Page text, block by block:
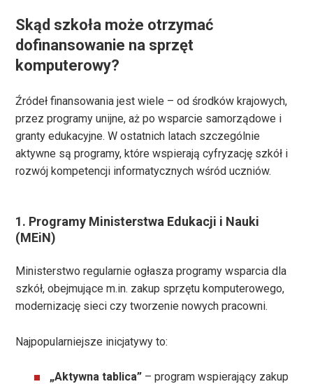
Skąd szkoła może otrzymać
dofinansowanie na sprzęt
komputerowy?
Źródeł finansowania jest wiele – od środków krajowych,
przez programy unijne, aż po wsparcie samorządowe i
granty edukacyjne. W ostatnich latach szczególnie
aktywne są programy, które wspierają cyfryzację szkół i
rozwój kompetencji informatycznych wśród uczniów.
1. Programy Ministerstwa Edukacji i Nauki
(MEiN)
Ministerstwo regularnie ogłasza programy wsparcia dla
szkół, obejmujące m.in. zakup sprzętu komputerowego,
modernizację sieci czy tworzenie nowych pracowni.
Najpopularniejsze inicjatywy to:
„Aktywna tablica” – program wspierający zakup